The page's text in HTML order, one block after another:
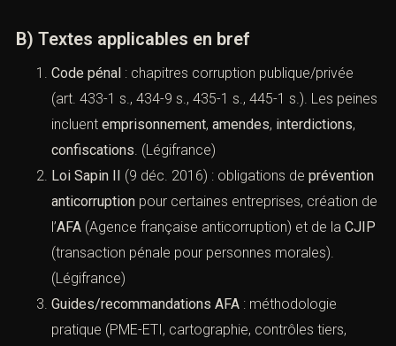
(coopération internationale).
B) Textes applicables en bref
Code pénal: chapitres corruption publique/privée
(art. 433-1 s., 434-9 s., 435-1 s., 445-1 s.). Les
peines incluentemprisonnement,amendes,
interdictions,confiscations. ( Légifrance)
Loi Sapin II(9 déc. 2016) : obligations de
prévention anticorruption pour certaines
entreprises, création de l’
anticorruption) et de laCJIP(transaction pénale
pour personnes morales). (Légifrance)